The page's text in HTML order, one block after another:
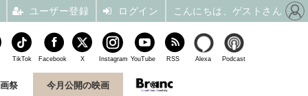
祭 今月公開の映画
TikTok Facebook X Instagram YouTube RSS Alexa Podcast
ユーザー登録 ログイン こんにちは、ゲストさん